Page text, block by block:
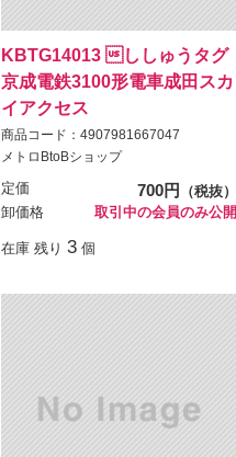
KBTG14013 ししゅうタグ
京成電鉄3100形電車成田スカ
イアクセス
商品コード：4907981667047
メトロBtoBショップ
定価 700円
（税抜）
卸価格
取引中の会員のみ公開
在庫 残り 3 個